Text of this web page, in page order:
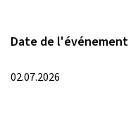
Date de l'événement
02.07.2026